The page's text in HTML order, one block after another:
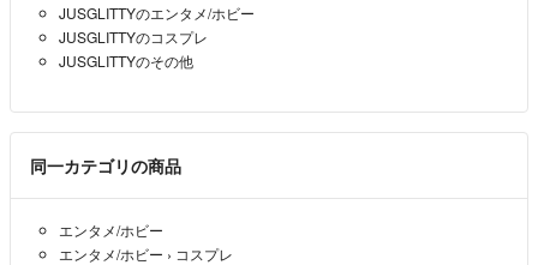
◆適格請求書発行事業者登録番号：T4260002013524
JUSGLITTYのエンタメ/ホビー
JUSGLITTYのコスプレ
JUSGLITTYのその他
同一カテゴリの商品
エンタメ/ホビー
エンタメ/ホビー › コスプレ